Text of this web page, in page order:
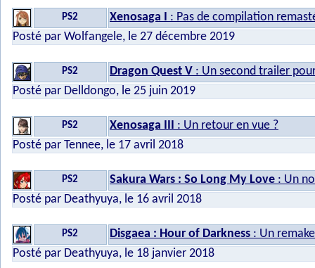
PS2 Xenosaga I : Pas de compilation
Posté par Wolfangele, le 27 décembre 2019
PS2 Dragon Quest V : Un second trailer
Posté par Delldongo, le 25 juin 2019
PS2 Xenosaga III : Un retour en vue ?
Posté par Tennee, le 17 avril 2018
PS2 Sakura Wars : So Long My Love : Un
Posté par Deathyuya, le 16 avril 2018
PS2 Disgaea : Hour of Darkness : Un
Posté par Deathyuya, le 18 janvier 2018